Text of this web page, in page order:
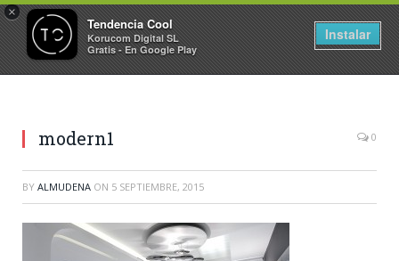
×
Tendencia Cool
Korucom Digital SL
Gratis - En Google Play
Instalar
modern1 0
BY ALMUDENA ON 5 SEPTIEMBRE, 2015